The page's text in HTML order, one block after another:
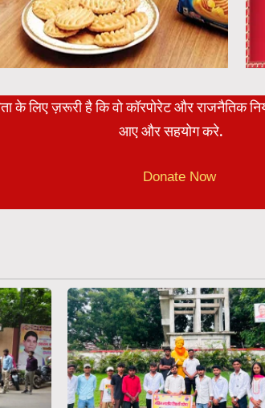
के लिए ज़रूरी है कि वो कॉरपोरेट और राजनैतिक
आए और सहयोग करे.
Donate Now